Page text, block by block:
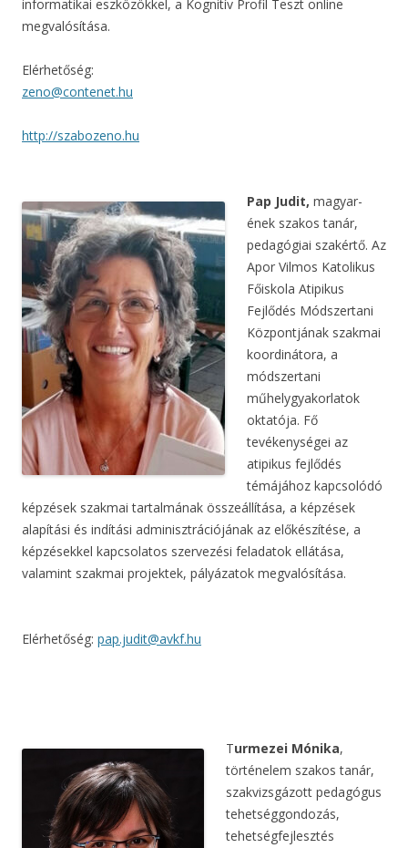
informatikai eszközökkel, a Kognitív Profil Teszt online
megvalósítása.
Elérhetőség:
zeno@contenet.hu
http://szabozeno.hu
Pap Judit, magyar-
ének szakos tanár,
pedagógiai szakértő. Az
Apor Vilmos Katolikus
Főiskola Atipikus
Fejlődés Módszertani
Központjának szakmai
koordinátora, a
módszertani
műhelygyakorlatok
oktatója. Fő
tevékenységei az
atipikus fejlődés
témájához kapcsolódó
képzések szakmai tartalmának összeállítása, a képzések
alapítási és indítási adminisztrációjának az előkészítése, a
képzésekkel kapcsolatos szervezési feladatok ellátása,
valamint szakmai projektek, pályázatok megvalósítása.
Elérhetőség: pap.judit@avkf.hu
Turmezei Mónika,
történelem szakos tanár,
szakvizsgázott pedagógus
tehetséggondozás,
tehetségfejlesztés